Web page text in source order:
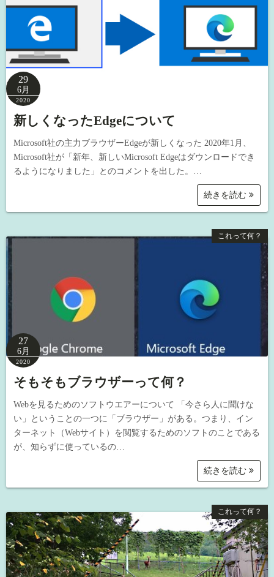
29
6月
2020
新しくなったEdgeについて
Microsoft社の主力ブラウザーEdgeが新しくなった 2020年1月、
Microsoft社が「新年、新しいMicrosoft Edgeはダウンロードでき
るようになりました」とのコメントを出した。…
続きを読む
これって何？
27
6月
2020
そもそもブラウザーって何？
Webを見るためのソフトウエアーについて 「今さら人に聞けな
い」ということの一つに「ブラウザー」がある。つまり、イン
ターネット（Webサイト）を閲覧するためのソフトのことである
が、知らずに使っているの…
続きを読む
これって何？